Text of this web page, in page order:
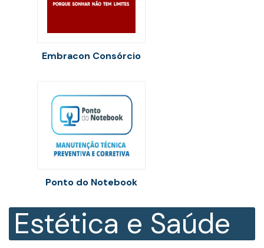
Embracon Consórcio
Ponto do Notebook
Estética e Saúde